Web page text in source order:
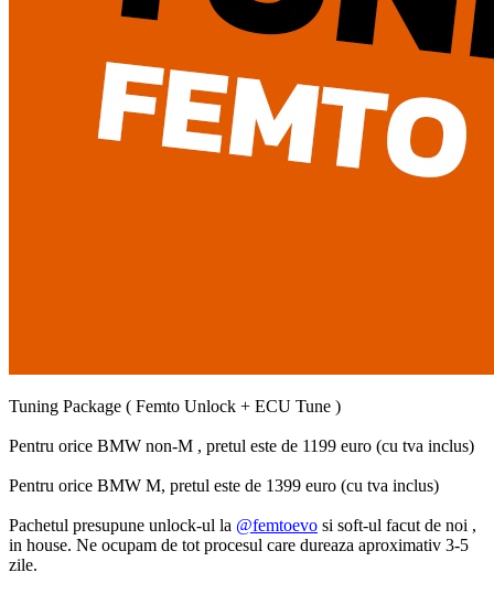
Tuning Package ( Femto Unlock + ECU Tune )
Pentru orice BMW non-M , pretul este de 1199 euro (cu tva inclus)
Pentru orice BMW M, pretul este de 1399 euro (cu tva inclus)
Pachetul presupune unlock-ul la @femtoevo si soft-ul facut de noi ,
in house. Ne ocupam de tot procesul care dureaza aproximativ 3-5
zile.